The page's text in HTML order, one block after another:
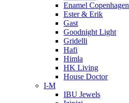
Enamel Copenhagen
Ester & Erik
Gast
Goodnight Light
Gridelli
Hafi
Himla
HK Living
House Doctor
I-M
IBU Jewels